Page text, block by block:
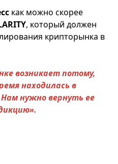
как можно скорее
, который должен
крипторынка в
возникает потому,
находилась в
нужно вернуть ее